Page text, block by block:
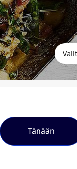
Tänään